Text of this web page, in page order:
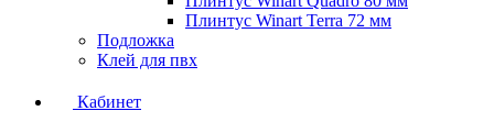
Плинтус Winart Terra 72 мм
Подложка
Клей для пвх
Кабинет